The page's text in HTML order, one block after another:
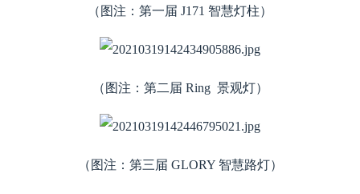
（图注：第一届 J171 智慧灯柱）
（图注：第二届 Ring 景观灯）
（图注：第三届 GLORY 智慧路灯）